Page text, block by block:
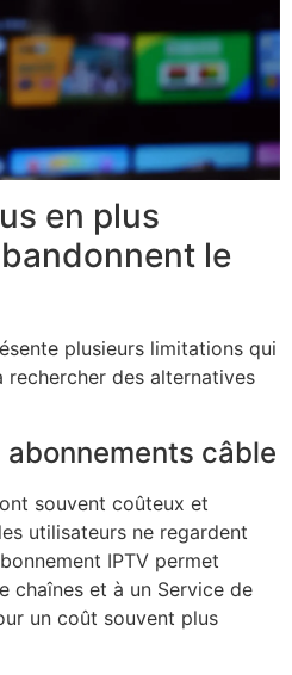
en plus
le
plusieurs limitations qui
rechercher des alternatives
abonnements câble
souvent coûteux et
utilisateurs ne regardent
IPTV permet
chaînes et à un Service de
un coût souvent plus